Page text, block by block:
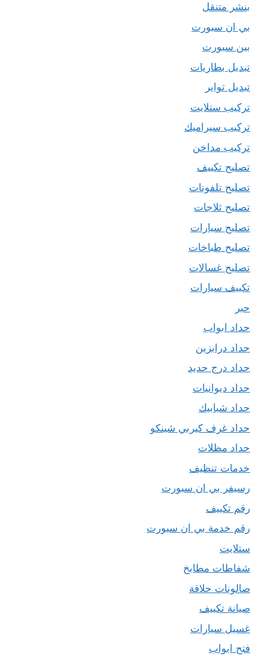
بنشر متنقل
بي ان سبورت
بين سبورت
تبديل بطاريات
تبديل تواير
تركيب ستلايت
تركيب سيراميك
تركيب مداخن
تصليح تكييف
تصليح تلفونات
تصليح ثلاجات
تصليح سيارات
تصليح طباخات
تصليح غسالات
تكييف سيارات
حبر
حداد ابواب
حداد درابزين
حداد درج حديد
حداد ديوانيات
حداد شبابيك
حداد غرف كيربي شينكو
حداد مظلات
خدمات تنظيف
رسيفر بي ان سبورت
رقم تكييف
رقم خدمة بي ان سبورت
ستلايت
شفاطات مطابخ
صالونات حلاقة
صيانة تكييف
غسيل سيارات
فتح ابواب